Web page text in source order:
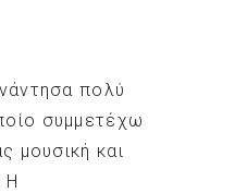
πολύ
συμμετέχω
μουσική και
Η